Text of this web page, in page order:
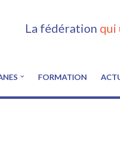
La fédération qui
FORMATION